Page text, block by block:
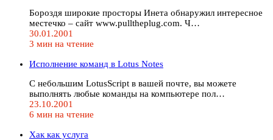
Бороздя широкие просторы Инета обнаружил интересное
местечко – сайт www.pulltheplug.com. Ч…
30.01.2001
3 мин на чтение
Исполнение команд в Lotus Notes
С небольшим LotusScript в вашей почте, вы можете
выполнять любые команды на компьютере пол…
23.10.2001
6 мин на чтение
Хак как услуга